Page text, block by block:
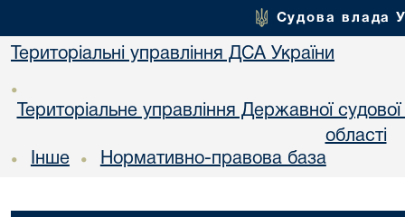
Судова влада
Територіальні управління ДСА України
•
Територіальне управління Державної судової
областi
• Інше • Нормативно-правова база